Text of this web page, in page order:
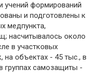
учений формирований
и подготовлены к
медпункта,
насчитывалось около
в участковых
объектах - 45 тыс., в
группах самозащиты -